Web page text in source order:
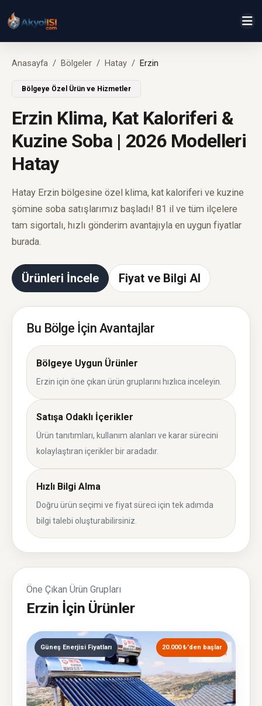
Anasayfa Bölgeler Hatay Erzin
Bölgeye Özel Ürün ve Hizmetler
Erzin Klima, Kat Kaloriferi &
Kuzine Soba | 2026 Modelleri
Hatay
Hatay Erzin bölgesine özel klima, kat kaloriferi ve kuzine
şömine soba satışlarımız başladı! 81 il ve tüm ilçelere
tam sigortalı, hızlı gönderim avantajıyla en uygun fiyatlar
burada.
Ürünleri İncele Fiyat ve Bilgi Al
Bu Bölge İçin Avantajlar
Bölgeye Uygun Ürünler
Erzin için öne çıkan ürün gruplarını hızlıca inceleyin.
Satışa Odaklı İçerikler
Ürün tanıtımları, kullanım alanları ve karar sürecini
kolaylaştıran içerikler bir aradadır.
Hızlı Bilgi Alma
Doğru ürün seçimi ve fiyat süreci için tek adımda
bilgi talebi oluşturabilirsiniz.
Öne Çıkan Ürün Grupları
Erzin İçin Ürünler
Güneş Enerjisi Fiyatları 20.000 ₺'den başlar